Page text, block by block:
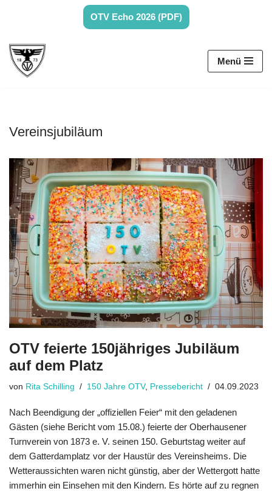
Inhalt
springen
OTV Echo 2026 (PDF)
Menü
Vereinsjubiläum
OTV feierte 150jähriges Jubiläum
auf dem Platz
von Rita Schilling 150 Jahre OTV, Pressebericht 04.09.2023
Nach Beendigung der „offiziellen Feier“ mit den geladenen
Gästen (siehe Bericht vom 15.08.) feierte der Oberhausener
Turnverein von 1873 e. V. seinen 150. Ge­burtstag weiter auf
dem Gatterdamplatz vor der Haustür des Vereinsheims. Die
Wetteraussichten waren nicht günstig, aber der Wettergott hatte
immerhin ein Einsehen mit den Kindern. Es hörte auf zu regnen